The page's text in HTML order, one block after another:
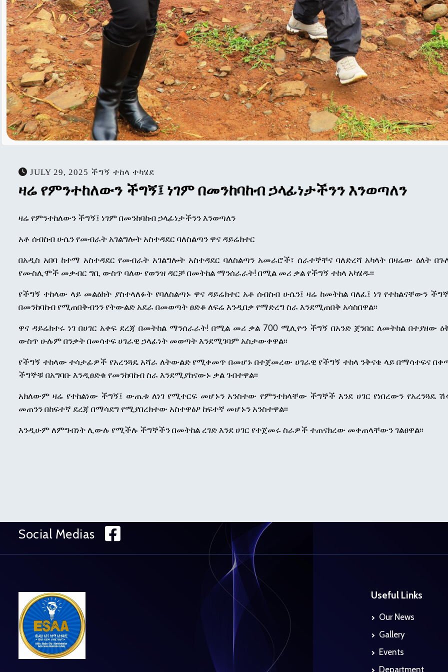
JULY 29, 2025 ችግኝ ተከላ ተካሄደ
ዛሬ የምንተከለውን ችግኝ፤ ነገም በመንከባከብ ኃላፊነታችንን እንወጣለን
ዛሬ የምንተከለውን ችግኝ፤ ነገም በመንከባከብ ኃላፊነታችንን እንወጣለን
አቶ ሰብስብ ሁሴን የመብራት አገልግሎት አስተዳደር ባለስልጣን ዋና ዳይሬክተር
በአዲስ አበባ ከተማ አስተዳደር የመብራት አገልግሎት አስተዳደር ባለስልጣን አመራሮች፣ ሰራተኞቸና ባለድረሻ አካላት በዛሬው ዕለት
የሙስሊሞች መቃብር ግቢ ውስጥ ባለው የወንዝ ዳርቻ በመትከል ማንሰራራት! በሚል መሪ ቃል የችግኝ ተከላ አካሄዱ፡፡
የችግኝ ተከላው ላይ መልዕክት ያስተላለፉት የባለስልጣኑ ዋና ዳይሬክተር አቶ ሰብስብ ሁሴን፤ ዛሬ ከመትከል ባለፈ፤ ነገ የተከልናቸውን
በመንከባከብ የሚጠበቅብንን የትውልድ አደራ በመወጣት ፀድቆ ለፍሬ እንዲበቃ የማድረግ ስራ እንደሚጠበቅ አሳስበዋል፡፡
ዋና ዳይሬክተሩ ነገ በሀገር አቀፍ ደረጃ በመትከል ማንሰራራት! በሚል መሪ ቃል 700 ሚሊዮን ችግኝ በአንድ ጀንበር ለመትከል በተያዘው
ውስጥ ሁሉም በንቃት በመሳተፍ ሀገራዊ ኃላፊነት መወጣት እንደሚገባም አስታውቀዋል፡፡
የችግኝ ተከላው ተሳታፊዎች የአረንጓዴ አሻራ ለትውልድ የሚቀመጥ በመሆኑ በተጀመረው ሀገራዊ የችግኝ ተከላ ንቅናቄ ላይ በማሳተፍና
ችግኞቹ በአግባቡ እንዲፀድቁ የመንከባከብ ስራ እንደሚያከናውኑ ቃል ገብተዋል፡፡
አክለውም ዛሬ የተከልነው ችግኝ፤ ውጤቱ ለነገ የሚተርፍ መሆኑን አንስተው የምንተክላቸው ችግኞች እንደ ሀገር የነበረውን የአረንጓዴ
መጠንን በከፍተኛ ደረጃ በማሳደግ የሚያበረክተው አስተዋፅዖ ከፍተኛ መሆኑን አንስተዋል፡፡
እንዲሁም ለምግብነት ሊውሉ የሚችሉ ችግኞችን በመትከል ረገድ እንደ ሀገር የተጀመሩ ስራዎች ተጠናክረው መቀጠላቸውን ገልፀዋል፡፡
Social Medias Facebook
Useful Links
Our News
Gallery
Events
Department